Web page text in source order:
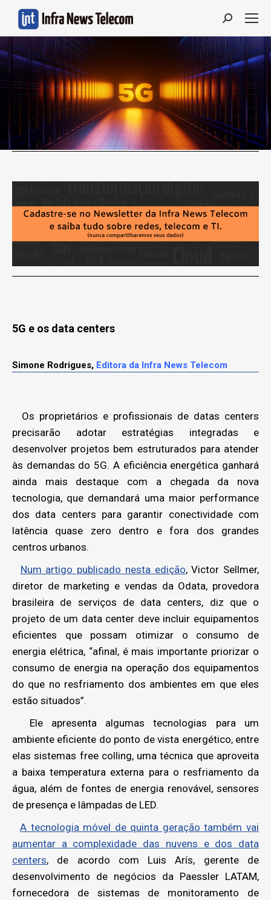
Search:
5G e os data centers
Simone Rodrigues, Editora da Infra News Telecom
Os proprietários e profissionais de datas centers
precisarão adotar estratégias integradas e
desenvolver projetos bem estruturados para atender
às demandas do 5G. A eficiência energética ganhará
ainda mais destaque com a chegada da nova
tecnologia, que demandará uma maior performance
dos data centers para garantir conectividade com
latência quase zero dentro e fora dos grandes
centros urbanos.
Num artigo publicado nesta edição, Victor Sellmer,
diretor de marketing e vendas da Odata, provedora
brasileira de serviços de data centers, diz que o
projeto de um data center deve incluir equipamentos
eficientes que possam otimizar o consumo de
energia elétrica, “afinal, é mais importante priorizar o
consumo de energia na operação dos equipamentos
do que no resfriamento dos ambientes em que eles
estão situados”.
Ele apresenta algumas tecnologias para um
ambiente eficiente do ponto de vista energético, entre
elas sistemas free colling, uma técnica que aproveita
a baixa temperatura externa para o resfriamento da
água, além de fontes de energia renovável, sensores
de presença e lâmpadas de LED.
A tecnologia móvel de quinta geração também vai
aumentar a complexidade das nuvens e dos data
centers, de acordo com Luis Arís, gerente de
desenvolvimento de negócios da Paessler LATAM,
fornecedora de sistemas de monitoramento de